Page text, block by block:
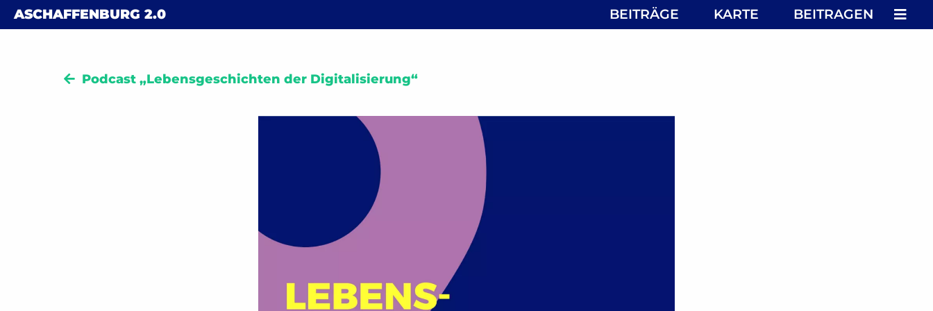
Skip to content
ASCHAFFENBURG 2.0 BEITRÄGE KARTE BEITRAGEN
Podcast „Lebensgeschichten der Digitalisierung“